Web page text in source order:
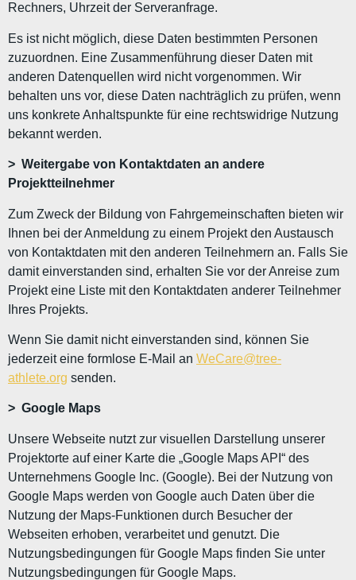
Rechners, Uhrzeit der Serveranfrage.
Es ist nicht möglich, diese Daten bestimmten Personen
zuzuordnen. Eine Zusammenführung dieser Daten mit
anderen Datenquellen wird nicht vorgenommen. Wir
behalten uns vor, diese Daten nachträglich zu prüfen, wenn
uns konkrete Anhaltspunkte für eine rechtswidrige Nutzung
bekannt werden.
> Weitergabe von Kontaktdaten an andere
Projektteilnehmer
Zum Zweck der Bildung von Fahrgemeinschaften bieten wir
Ihnen bei der Anmeldung zu einem Projekt den Austausch
von Kontaktdaten mit den anderen Teilnehmern an. Falls Sie
damit einverstanden sind, erhalten Sie vor der Anreise zum
Projekt eine Liste mit den Kontaktdaten anderer Teilnehmer
Ihres Projekts.
Wenn Sie damit nicht einverstanden sind, können Sie
jederzeit eine formlose E-Mail an WeCare@tree-
athlete.org senden.
> Google Maps
Unsere Webseite nutzt zur visuellen Darstellung unserer
Projektorte auf einer Karte die „Google Maps API“ des
Unternehmens Google Inc. (Google). Bei der Nutzung von
Google Maps werden von Google auch Daten über die
Nutzung der Maps-Funktionen durch Besucher der
Webseiten erhoben, verarbeitet und genutzt. Die
Nutzungsbedingungen für Google Maps finden Sie unter
Nutzungsbedingungen für Google Maps.